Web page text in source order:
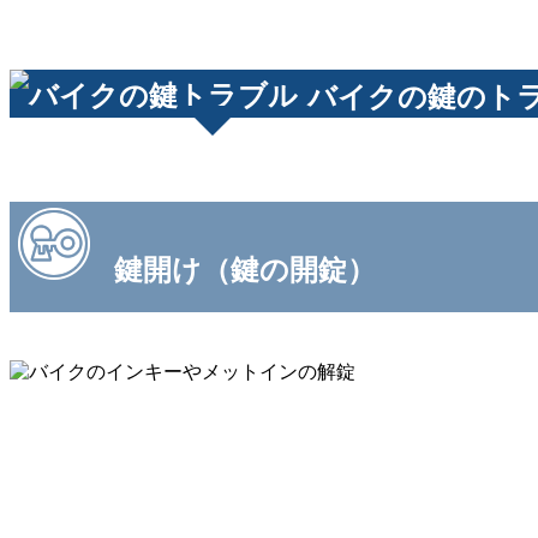
バイクの鍵のト
鍵開け（鍵の開錠）